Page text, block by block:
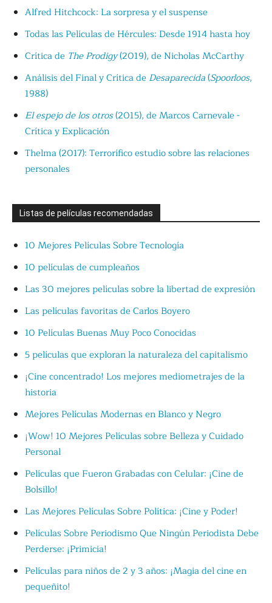
Alfred Hitchcock: La sorpresa y el suspense
Todas las Películas de Hércules: Desde 1914 hasta hoy
Crítica de The Prodigy(2019), de Nicholas McCarthy
Análisis del Final y Crítica de Desaparecida(Spoorloos,
1988)
El espejo de los otros(2015), de Marcos Carnevale -
Crítica y Explicación
Thelma (2017): Terrorífico estudio sobre las relaciones
personales
Listas de películas recomendadas
10 Mejores Películas Sobre Tecnología
10 películas de cumpleaños
Las 30 mejores películas sobre la libertad de expresión
Las películas favoritas de Carlos Boyero
10 Películas Buenas Muy Poco Conocidas
5 películas que exploran la naturaleza del capitalismo
¡Cine concentrado! Los mejores mediometrajes de la
historia
Mejores Películas Modernas en Blanco y Negro
¡Wow! 10 Mejores Películas sobre Belleza y Cuidado
Personal
Películas que Fueron Grabadas con Celular: ¡Cine de
Bolsillo!
Las Mejores Películas Sobre Política: ¡Cine y Poder!
Películas Sobre Periodismo Que Ningún Periodista Debe
Perderse: ¡Primicia!
Películas para niños de 2 y 3 años: ¡Magia del cine en
pequeñito!